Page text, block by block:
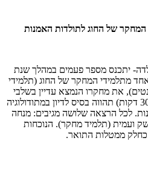
המחקר של החוג לתולדות האמנות
יתכנס מספר פעמים במהלך שנת
אחד מתלמידי המחקר של החוג (תלמידי
את מחקרו הנמצא עדיין בשלבי
כתיבה. ההרצאה (בת 30-20 דקות) תהווה בסיס לדיון במתודולוגיה
לכל הרצאה שלושה מגיבים: מנחה
ועמית (תלמיד מחקר). הנוכחות
כחלק ממטלות התואר.